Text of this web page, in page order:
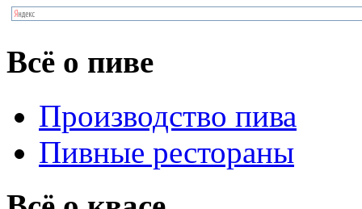
Всё о пиве
Производство пива
Пивные рестораны